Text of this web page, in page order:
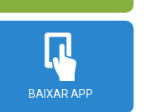
BAIXAR APP